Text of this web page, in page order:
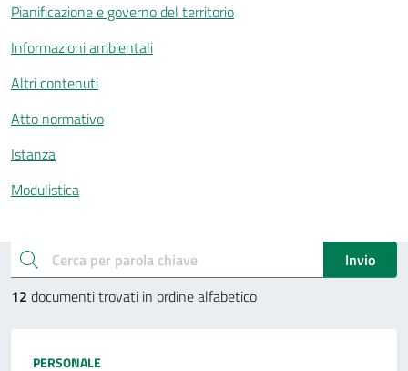
Pianificazione e governo del territorio
Informazioni ambientali
Altri contenuti
Atto normativo
Istanza
Modulistica
Esplora documenti pubblici
cerca
Invio
12 documenti trovati in ordine alfabetico
Tipo:
PERSONALE